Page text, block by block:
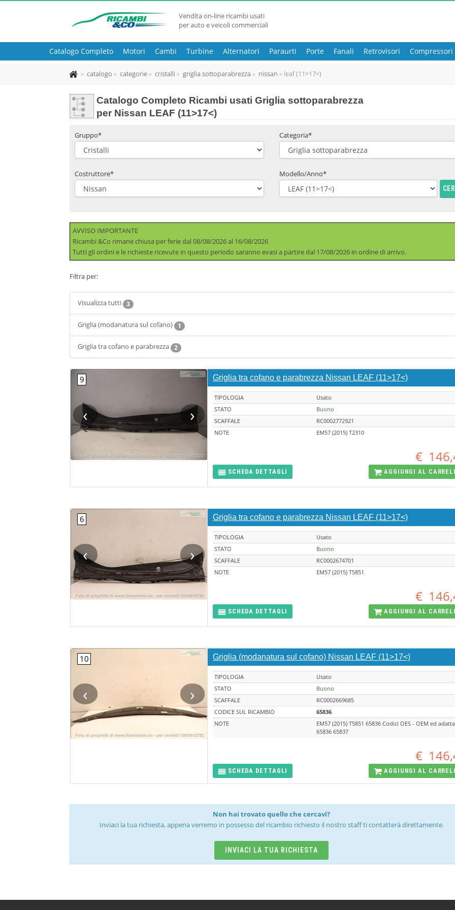
Vendita on-line ricambi usati
per auto e veicoli commerciali
Catalogo Completo Motori Cambi Turbine Alternatori Paraurti Porte Fanali Retrovisori Compressori
catalogo categorie cristalli griglia sottoparabrezza nissan leaf (11>17<)
Catalogo Completo Ricambi usati Griglia sottoparabrezza
per Nissan LEAF (11>17<)
Gruppo* Categoria*
Costruttore* Modello/Anno*
AVVISO IMPORTANTE
Ricambi &Co rimane chiusa per ferie dal 08/08/2026 al 16/08/2026
Tutti gli ordini e le richieste ricevute in questo periodo saranno evasi a partire dal 17/08/2026 in ordine di arrivo.
Filtra per:
Visualizza tutti 3
Griglia (modanatura sul cofano) 1
Griglia tra cofano e parabrezza 2
‹ ›
Griglia tra cofano e parabrezza Nissan LEAF (11>17<)
TIPOLOGIA
Usato
STATO
Buono
SCAFFALE
RC0002772921
NOTE
EM57 (2015) T2310
€
SCHEDA DETTAGLI AGGIUNGI AL
‹ ›
Griglia tra cofano e parabrezza Nissan LEAF (11>17<)
TIPOLOGIA
Usato
STATO
Buono
SCAFFALE
RC0002674701
NOTE
EM57 (2015) T5851
€
SCHEDA DETTAGLI AGGIUNGI AL
‹ ›
Griglia (modanatura sul cofano) Nissan LEAF (11>17<)
TIPOLOGIA
Usato
STATO
Buono
SCAFFALE
RC0002669685
CODICE SUL RICAMBIO
65836
NOTE
EM57 (2015) T5851 65836 Codici OES - OEM ed
65836 65837
€
SCHEDA DETTAGLI AGGIUNGI AL
Non hai trovato quello che cercavi?
Inviaci la tua richiesta, appena verremo in possesso del ricambio richiesto il nostro staff ti contatterà direttamente.
INVIACI LA TUA RICHIESTA